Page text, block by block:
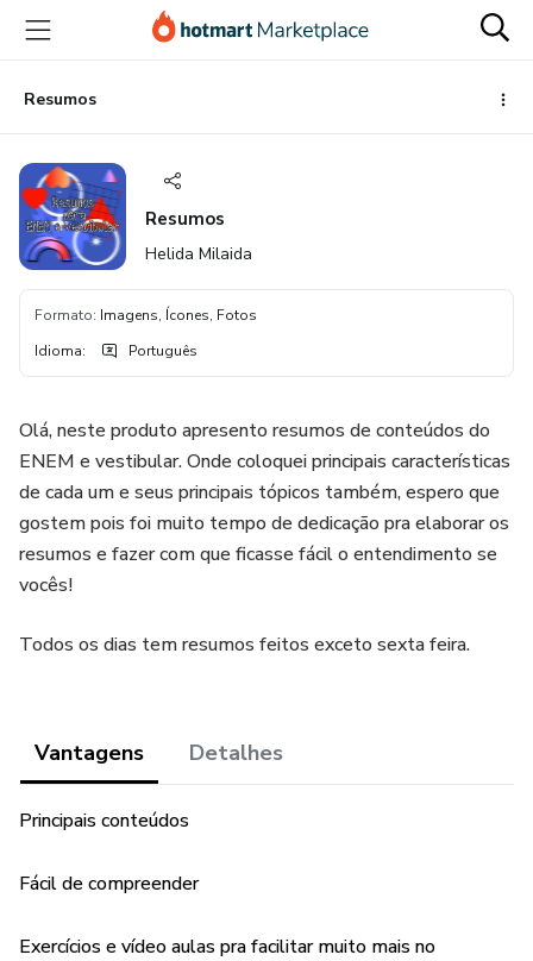
para
conteúdo
principal
para
pagamento
para
rodapé
Resumos
Resumos
Helida Milaida
Formato: Imagens, Ícones, Fotos
Idioma: Português
Olá, neste produto apresento resumos de conteúdos do
ENEM e vestibular. Onde coloquei principais características
de cada um e seus principais tópicos também, espero que
gostem pois foi muito tempo de dedicação pra elaborar os
resumos e fazer com que ficasse fácil o entendimento se
vocês!
Todos os dias tem resumos feitos exceto sexta feira.
Vantagens Detalhes
Principais conteúdos
Fácil de compreender
Exercícios e vídeo aulas pra facilitar muito mais no